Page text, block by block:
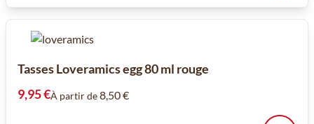
Tasses Loveramics egg 80 ml rouge
9,95 €À partir de8,50 €